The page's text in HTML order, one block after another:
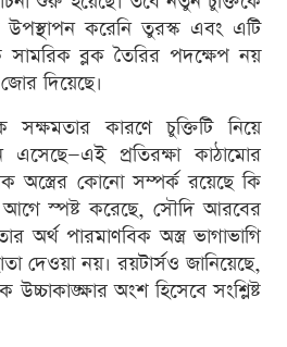
উপস্থাপন করেনি তুরস্ক এবং এটি
ব্লক তৈরির পদক্ষেপ নয়
দিয়েছে।
সক্ষমতার কারণে চুক্তিটি নিয়ে
এসেছে—এই প্রতিরক্ষা কাঠামোর
অস্ত্রের কোনো সম্পর্ক রয়েছে কি
আগে স্পষ্ট করেছে, সৌদি আরবের
অর্থ পারমাণবিক অস্ত্র ভাগাভাগি
দেওয়া নয়। রয়টার্সও জানিয়েছে,
অংশ হিসেবে সংশ্লিষ্ট